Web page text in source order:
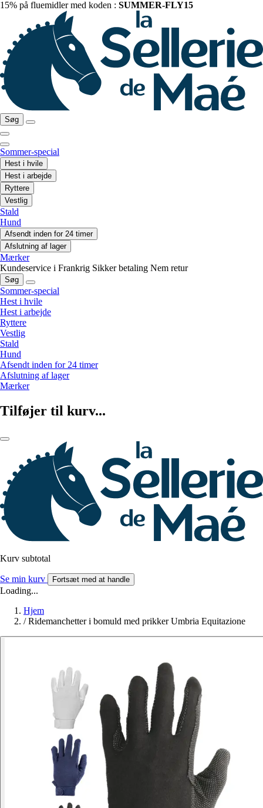
15% på fluemidler med koden : SUMMER-FLY15
Søg
Sommer-special
Hest i hvile
Hest i arbejde
Ryttere
Vestlig
Stald
Hund
Afsendt inden for 24 timer
Afslutning af lager
Mærker
Kundeservice i Frankrig Sikker betaling Nem retur
Søg
Sommer-special
Hest i hvile
Hest i arbejde
Ryttere
Vestlig
Stald
Hund
Afsendt inden for 24 timer
Afslutning af lager
Mærker
Tilføjer til kurv...
Kurv subtotal
Se min kurv Fortsæt med at handle
Loading...
Hjem
/ Ridemanchetter i bomuld med prikker Umbria Equitazione